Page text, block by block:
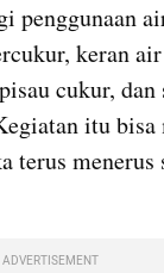
penggunaan
keran
cukur, dan
itu bisa
terus
ADVERTISEMENT